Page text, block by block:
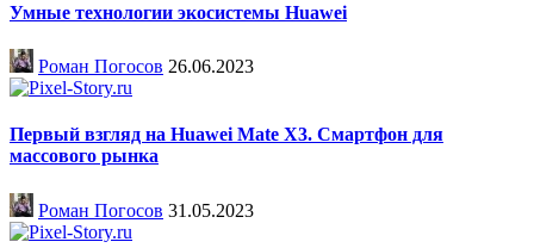
Умные технологии экосистемы Huawei
Роман Погосов 26.06.2023
Первый взгляд на Huawei Mate X3. Смартфон для
массового рынка
Роман Погосов 31.05.2023